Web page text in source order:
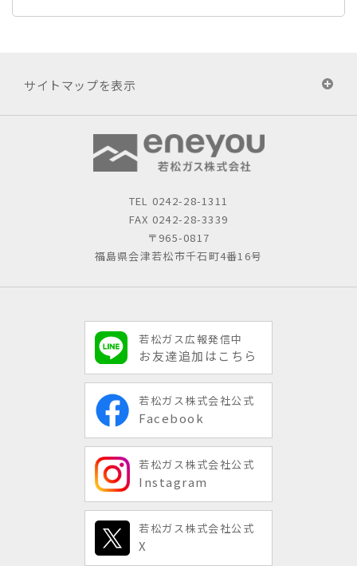
サイトマップを表示
TEL 0242-28-1311
FAX 0242-28-3339
〒965-0817
福島県会津若松市千石町4番16号
若松ガス広報発信中
お友達追加はこちら
若松ガス株式会社公式
Facebook
若松ガス株式会社公式
Instagram
若松ガス株式会社公式
X